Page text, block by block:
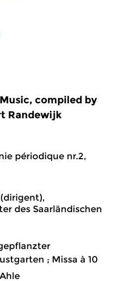
compiled by
Randewijk
périodique nr.2,
des Saarländischen
; Missa à 10